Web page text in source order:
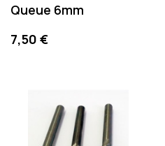
Queue 6mm
Preis
7,50 €